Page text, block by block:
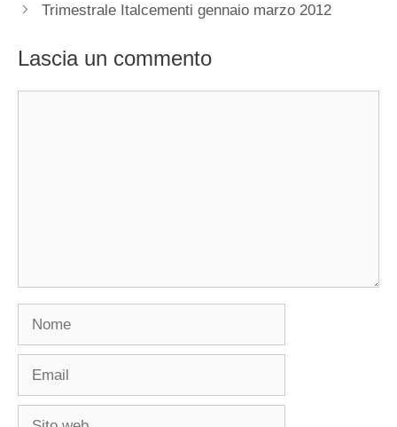
Trimestrale Italcementi gennaio marzo 2012
Lascia un commento
Nome
Email
Sito